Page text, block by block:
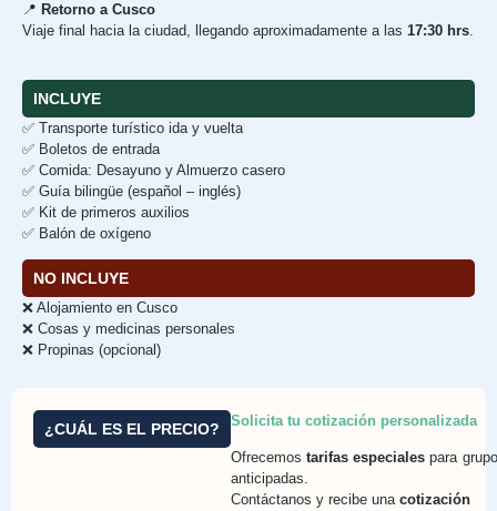
📍 Retorno a Cusco
Viaje final hacia la ciudad, llegando aproximadamente a las 17:30 hrs.
INCLUYE
✅ Transporte turístico ida y vuelta
✅ Boletos de entrada
✅ Comida: Desayuno y Almuerzo casero
✅ Guía bilingüe (español – inglés)
✅ Kit de primeros auxilios
✅ Balón de oxígeno
NO INCLUYE
❌ Alojamiento en Cusco
❌ Cosas y medicinas personales
❌ Propinas (opcional)
¿CUÁL ES EL PRECIO? Solicita tu cotización personalizada
Ofrecemostarifas especiales para
anticipadas.
Contáctanos y recibe una cotización